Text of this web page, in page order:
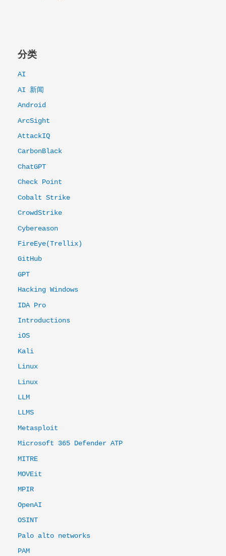
分类
AI
AI 新闻
Android
ArcSight
AttackIQ
CarbonBlack
ChatGPT
Check Point
Cobalt Strike
CrowdStrike
Cybereason
FireEye(Trellix)
GitHub
GPT
Hacking Windows
IDA Pro
Introductions
iOS
Kali
Linux
Linux
LLM
LLMS
Metasploit
Microsoft 365 Defender ATP
MITRE
MOVEit
MPIR
OpenAI
OSINT
Palo alto networks
PAM